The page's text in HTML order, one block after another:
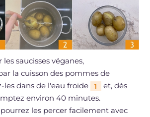
saucisses véganes,
la cuisson des pommes de
les dans de l'eau froide
1
et, dès
environ 40 minutes.
les percer facilement avec